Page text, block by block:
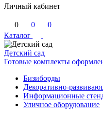
Личный кабинет
0 0
0
Каталог
Детский сад
Готовые комплекты
Бизиборды
Декоративно-
Информационные
Уличное оборудование